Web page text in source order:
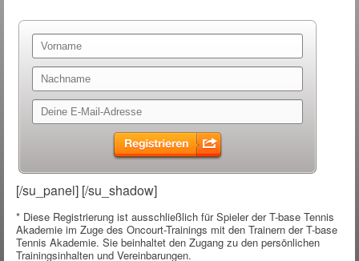
[/su_panel] [/su_shadow]
* Diese Registrierung ist ausschließlich für Spieler der T-base Tennis
Akademie im Zuge des Oncourt-Trainings mit den Trainern der T-base
Tennis Akademie. Sie beinhaltet den Zugang zu den persönlichen
Trainingsinhalten und Vereinbarungen.